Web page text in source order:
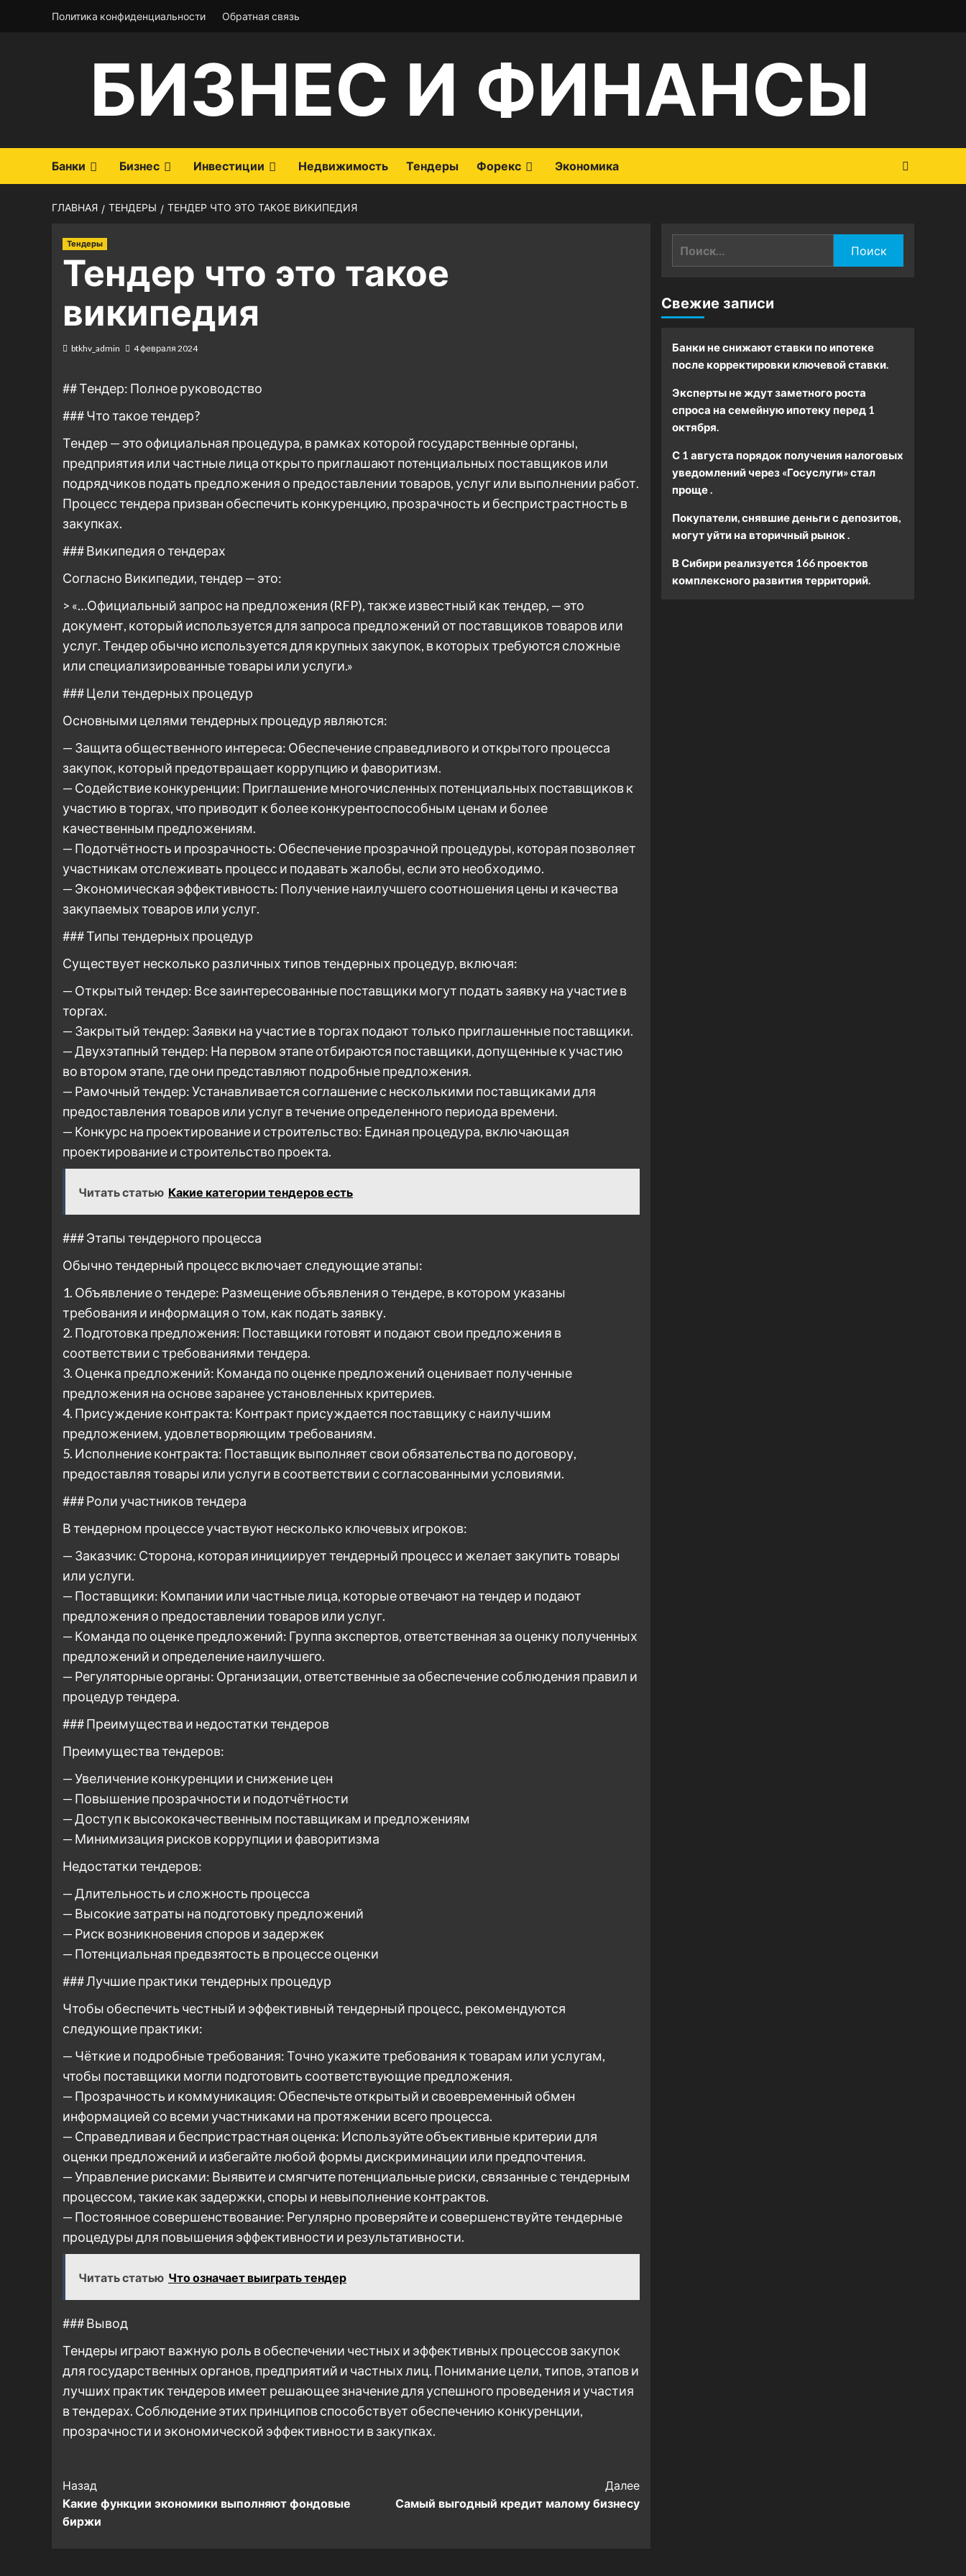
Политика конфиденциальности Обратная связь
БИЗНЕС И ФИНАНСЫ
Банки Бизнес Инвестиции Недвижимость Тендеры Форекс Экономика
ГЛАВНАЯ ТЕНДЕРЫ ТЕНДЕР ЧТО ЭТО ТАКОЕ ВИКИПЕДИЯ
Тендеры
Тендер что это такое
википедия
btkhv_admin 4 февраля 2024
## Тендер: Полное руководство
### Что такое тендер?
Тендер — это официальная процедура, в рамках которой государственные органы,
предприятия или частные лица открыто приглашают потенциальных поставщиков или
подрядчиков подать предложения о предоставлении товаров, услуг или выполнении работ.
Процесс тендера призван обеспечить конкуренцию, прозрачность и беспристрастность в
закупках.
### Википедия о тендерах
Согласно Википедии, тендер — это:
> «…Официальный запрос на предложения (RFP), также известный как тендер, — это
документ, который используется для запроса предложений от поставщиков товаров или
услуг. Тендер обычно используется для крупных закупок, в которых требуются сложные
или специализированные товары или услуги.»
### Цели тендерных процедур
Основными целями тендерных процедур являются:
— Защита общественного интереса: Обеспечение справедливого и открытого процесса
закупок, который предотвращает коррупцию и фаворитизм.
— Содействие конкуренции: Приглашение многочисленных потенциальных поставщиков к
участию в торгах, что приводит к более конкурентоспособным ценам и более
качественным предложениям.
— Подотчётность и прозрачность: Обеспечение прозрачной процедуры, которая позволяет
участникам отслеживать процесс и подавать жалобы, если это необходимо.
— Экономическая эффективность: Получение наилучшего соотношения цены и качества
закупаемых товаров или услуг.
### Типы тендерных процедур
Существует несколько различных типов тендерных процедур, включая:
— Открытый тендер: Все заинтересованные поставщики могут подать заявку на участие в
торгах.
— Закрытый тендер: Заявки на участие в торгах подают только приглашенные поставщики.
— Двухэтапный тендер: На первом этапе отбираются поставщики, допущенные к участию
во втором этапе, где они представляют подробные предложения.
— Рамочный тендер: Устанавливается соглашение с несколькими поставщиками для
предоставления товаров или услуг в течение определенного периода времени.
— Конкурс на проектирование и строительство: Единая процедура, включающая
проектирование и строительство проекта.
Читать статью Какие категории тендеров есть
### Этапы тендерного процесса
Обычно тендерный процесс включает следующие этапы:
1. Объявление о тендере: Размещение объявления о тендере, в котором указаны
требования и информация о том, как подать заявку.
2. Подготовка предложения: Поставщики готовят и подают свои предложения в
соответствии с требованиями тендера.
3. Оценка предложений: Команда по оценке предложений оценивает полученные
предложения на основе заранее установленных критериев.
4. Присуждение контракта: Контракт присуждается поставщику с наилучшим
предложением, удовлетворяющим требованиям.
5. Исполнение контракта: Поставщик выполняет свои обязательства по договору,
предоставляя товары или услуги в соответствии с согласованными условиями.
### Роли участников тендера
В тендерном процессе участвуют несколько ключевых игроков:
— Заказчик: Сторона, которая инициирует тендерный процесс и желает закупить товары
или услуги.
— Поставщики: Компании или частные лица, которые отвечают на тендер и подают
предложения о предоставлении товаров или услуг.
— Команда по оценке предложений: Группа экспертов, ответственная за оценку полученных
предложений и определение наилучшего.
— Регуляторные органы: Организации, ответственные за обеспечение соблюдения правил и
процедур тендера.
### Преимущества и недостатки тендеров
Преимущества тендеров:
— Увеличение конкуренции и снижение цен
— Повышение прозрачности и подотчётности
— Доступ к высококачественным поставщикам и предложениям
— Минимизация рисков коррупции и фаворитизма
Недостатки тендеров:
— Длительность и сложность процесса
— Высокие затраты на подготовку предложений
— Риск возникновения споров и задержек
— Потенциальная предвзятость в процессе оценки
### Лучшие практики тендерных процедур
Чтобы обеспечить честный и эффективный тендерный процесс, рекомендуются
следующие практики:
— Чёткие и подробные требования: Точно укажите требования к товарам или услугам,
чтобы поставщики могли подготовить соответствующие предложения.
— Прозрачность и коммуникация: Обеспечьте открытый и своевременный обмен
информацией со всеми участниками на протяжении всего процесса.
— Справедливая и беспристрастная оценка: Используйте объективные критерии для
оценки предложений и избегайте любой формы дискриминации или предпочтения.
— Управление рисками: Выявите и смягчите потенциальные риски, связанные с тендерным
процессом, такие как задержки, споры и невыполнение контрактов.
— Постоянное совершенствование: Регулярно проверяйте и совершенствуйте тендерные
процедуры для повышения эффективности и результативности.
Читать статью Что означает выиграть тендер
### Вывод
Тендеры играют важную роль в обеспечении честных и эффективных процессов закупок
для государственных органов, предприятий и частных лиц. Понимание цели, типов, этапов и
лучших практик тендеров имеет решающее значение для успешного проведения и участия
в тендерах. Соблюдение этих принципов способствует обеспечению конкуренции,
прозрачности и экономической эффективности в закупках.
Post
Navigation
Назад
Какие функции экономики выполняют фондовые
биржи
Далее
Самый выгодный кредит малому бизнесу
Свежие записи
Банки не снижают ставки по ипотеке
после корректировки ключевой ставки.
Эксперты не ждут заметного роста
спроса на семейную ипотеку перед 1
октября.
С 1 августа порядок получения налоговых
уведомлений через «Госуслуги» стал
проще .
Покупатели, снявшие деньги с депозитов,
могут уйти на вторичный рынок .
В Сибири реализуется 166 проектов
комплексного развития территорий.